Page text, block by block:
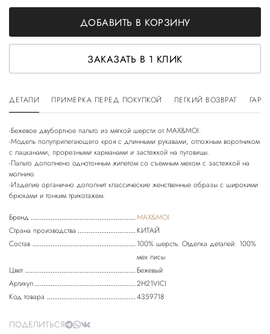
ДОБАВИТЬ В КОРЗИНУ
ЗАКАЗАТЬ В 1 КЛИК
ДЕТАЛИ ПРИМЕРКА ПЕРЕД ПОКУПКОЙ ЛЕГКИЙ ВОЗВРАТ
-Бежевое двубортное пальто из мягкой шерсти от MAX&MOI.
-Модель полуприлегающего кроя с длинными рукавами, отложным воротником
с лацканами, прорезными карманами и застежкой на пуговицы.
-Пальто дополнено однотонным жилетом со съемным мехом с застежкой на
молнию.
-Изделие органично дополнит классические женственные образы с широкими
Бренд
MAX&MOI
Страна производства
КИТАЙ
Состав
100% шерсть. Отделка деталей: 100%
мех лисы
Цвет
Бежевый
Артикул
2H21VICI
Код товара
4359718
ПОДЕЛИТЬСЯ